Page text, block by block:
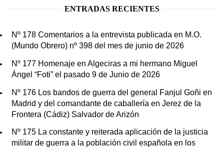
ENTRADAS RECIENTES
Nº 178 Comentarios a la entrevista publicada en M.O.
(Mundo Obrero) nº 398 del mes de junio de 2026
Nº 177 Homenaje en Algeciras a mi hermano Miguel
Ángel “Foti” el pasado 9 de Junio de 2026
Nº 176 Los bandos de guerra del general Fanjul Goñi en
Madrid y del comandante de caballería en Jerez de la
Frontera (Cádiz) Salvador de Arizón
Nº 175 La constante y reiterada aplicación de la justicia
militar de guerra a la población civil española en los